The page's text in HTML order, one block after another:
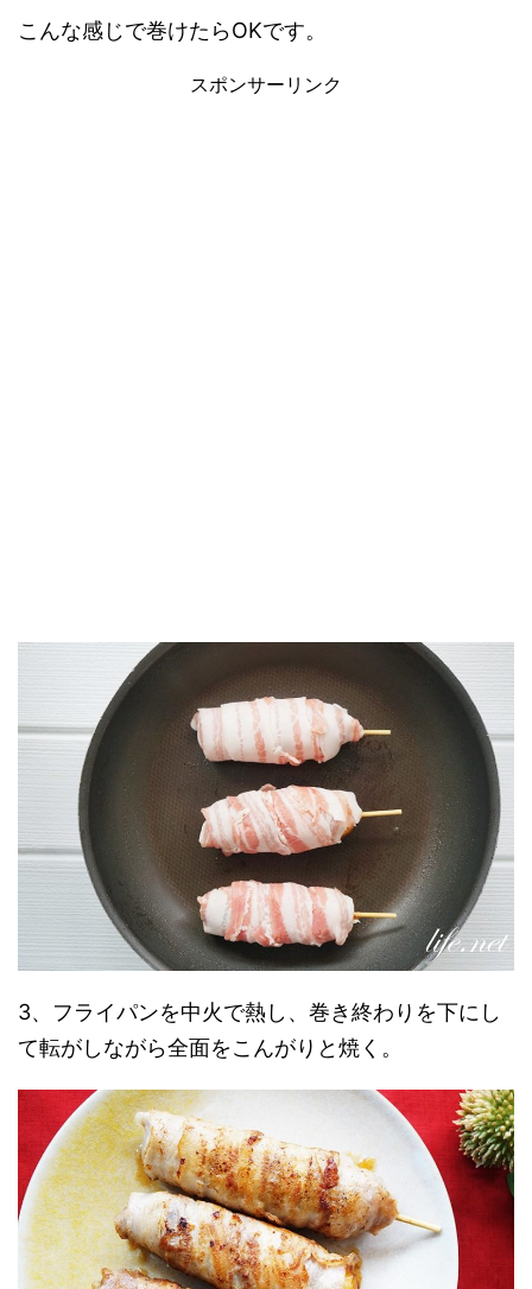
こんな感じで巻けたらOKです。
スポンサーリンク
3、フライパンを中火で熱し、巻き終わりを下にし
て転がしながら全面をこんがりと焼く。